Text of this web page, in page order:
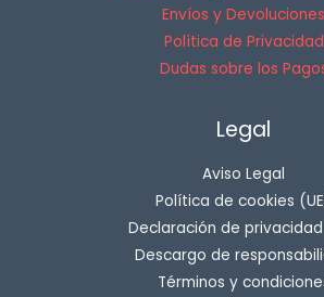
Envíos y Devoluciones
Política de Privacidad
Dudas sobre los
Legal
Aviso Legal
Política de cookies
Declaración de privacidad
Descargo de
Términos y